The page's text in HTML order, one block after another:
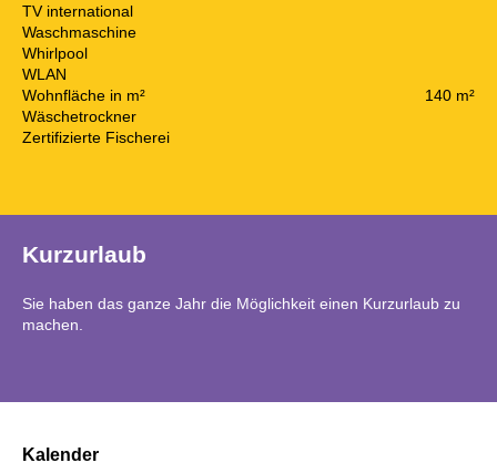
TV international
Waschmaschine
Whirlpool
WLAN
Wohnfläche in m²
140 m²
Wäschetrockner
Zertifizierte Fischerei
Kurzurlaub
Sie haben das ganze Jahr die Möglichkeit einen Kurzurlaub zu
machen.
Kalender